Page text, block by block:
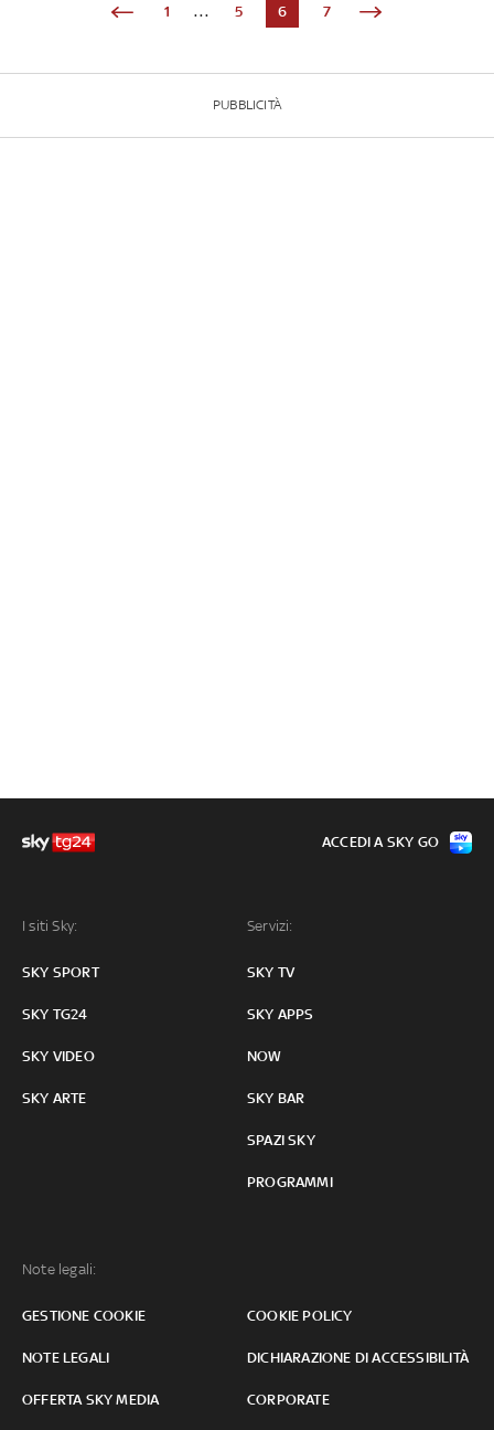
1 ... 5 6 7
PUBBLICITÀ
I siti Sky:
SKY SPORT
SKY TG24
SKY VIDEO
SKY ARTE
Servizi:
SKY TV
SKY APPS
NOW
SKY BAR
SPAZI SKY
PROGRAMMI
Note legali:
GESTIONE COOKIE COOKIE POLICY
NOTE LEGALI DICHIARAZIONE DI ACCESSIBILITÀ
OFFERTA SKY MEDIA CORPORATE
ACCEDI A SKY GO